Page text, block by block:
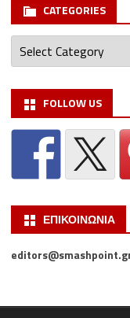
CATEGORIES
Categories
FOLLOW US
ΕΠΙΚΟΙΝΩΝΙΑ